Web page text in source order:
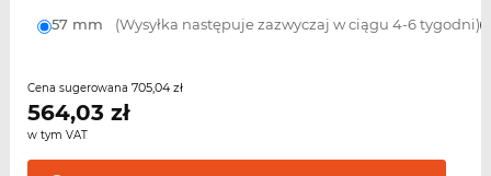
57 mm (Wysyłka następuje zazwyczaj w ciągu 4-6 tygodni)
Cena sugerowana 705,04 zł
564,03 zł
w tym VAT